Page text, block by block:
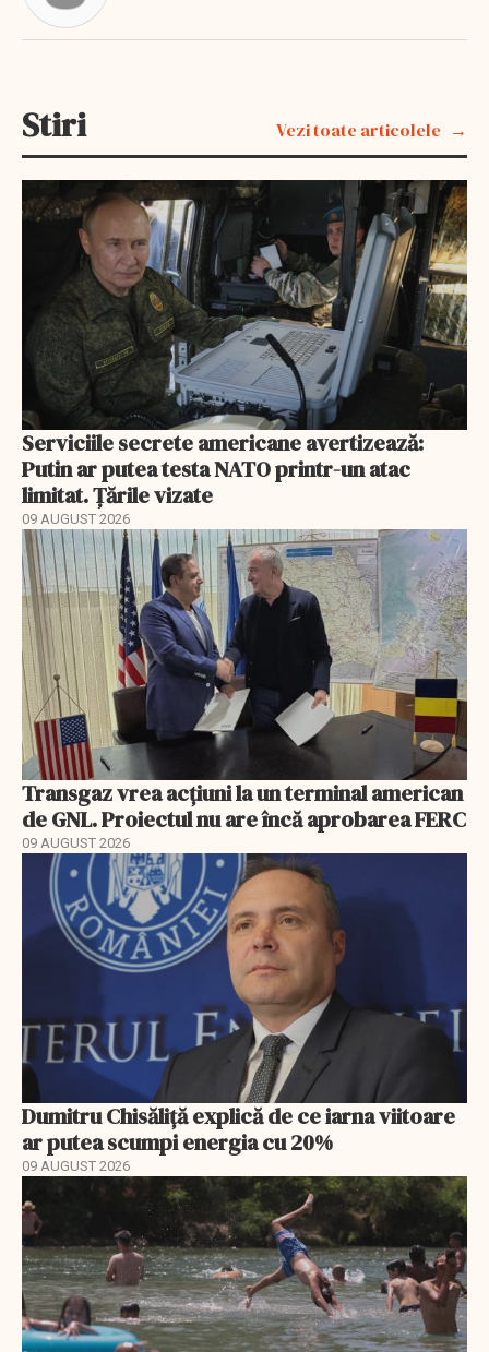
Stiri Vezi toate articolele
Serviciile secrete americane avertizează:
Putin ar putea testa NATO printr-un atac
limitat. Țările vizate
09 AUGUST 2026
Transgaz vrea acțiuni la un terminal american
de GNL. Proiectul nu are încă aprobarea FERC
09 AUGUST 2026
Dumitru Chisăliță explică de ce iarna viitoare
ar putea scumpi energia cu 20%
09 AUGUST 2026